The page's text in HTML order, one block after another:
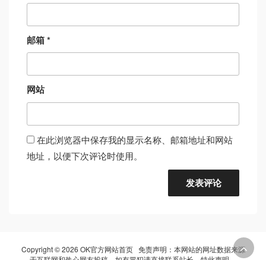
邮箱*
网站
在此浏览器中保存我的显示名称、邮箱地址和网站
地址，以便下次评论时使用。
Copyright © 2026 OK官方网站首页 免责声明：本网站的网址数据来源